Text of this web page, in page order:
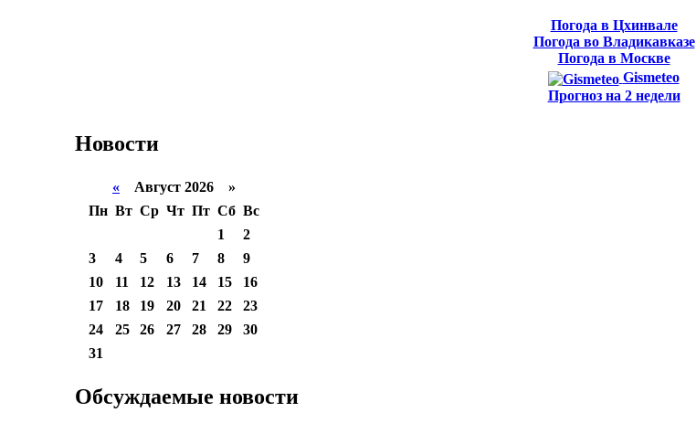
Погода в Цхинвале
Погода во Владикавказе
Погода в Москве
Gismeteo
Прогноз на 2 недели
Новости
« Август 2026 »
Пн Вт Ср Чт Пт Сб Вс
1
2
3
4 5 6 7 8
9
10
11 12 13 14 15
16
17
18 19 20 21 22
23
24
25 26 27 28 29
30
31
Обсуждаемые новости